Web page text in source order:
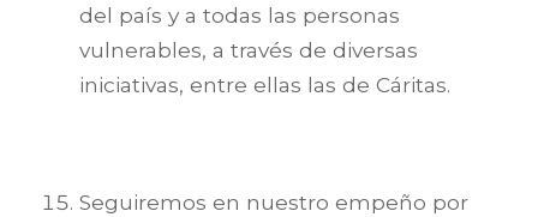
del país y a todas las personas
vulnerables, a través de diversas
iniciativas, entre ellas las de Cáritas.
Seguiremos en nuestro empeño por